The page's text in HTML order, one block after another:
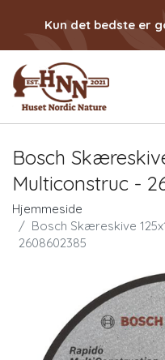
Kun det bedste er
Bosch
Multiconstruc -
Hjemmeside
Bosch Skæreskive
2608602385